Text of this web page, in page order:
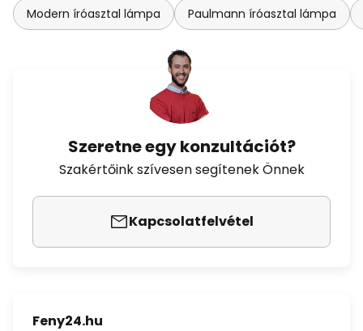
Modern íróasztal lámpa Paulmann íróasztal lámpa
Szeretne egy konzultációt?
Szakértőink szívesen segítenek Önnek
Kapcsolatfelvétel
Feny24.hu